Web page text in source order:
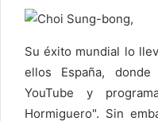
Su éxito mundial lo
ellos España,
YouTube y
Hormiguero". Sin